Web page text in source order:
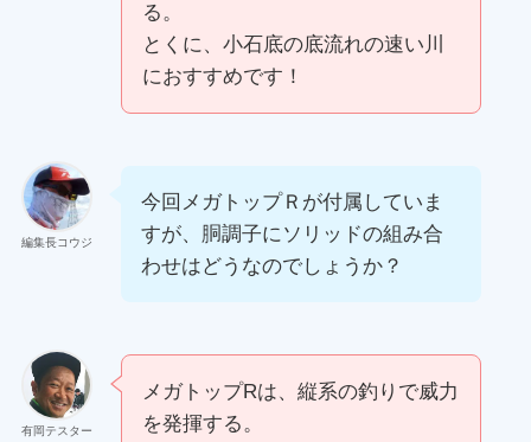
る。
とくに、小石底の底流れの速い川
におすすめです！
編集長コウジ
今回メガトップＲが付属していま
すが、胴調子にソリッドの組み合
わせはどうなのでしょうか？
有岡テスター
メガトップRは、縦系の釣りで威力
を発揮する。